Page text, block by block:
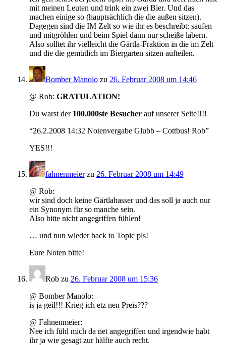
mit meinen Leuten und trink ein zwei Bier. Und das
machen einige so (hauptsächlich die die außen sitzen).
Dagegen sind die IM Zelt so wie ihr es beschreibt: saufen
und mitgröhlen und beim Spiel dann nur scheiße labern.
Also solltet ihr vielleicht die Gärtla-Fraktion in die im Zelt
und die die gemütlich im Biergarten sitzen aufteilen.
Bomber Manolozu 26. Februar 2008 um 14:46
@ Rob: GRATULATION!
Du warst der 100.000ste Besucherauf unserer Seite!!!!
“26.2.2008 14:32 Notenvergabe Glubb – Cottbus! Rob”
YES!!!
fahnenmeierzu 26. Februar 2008 um 14:49
@ Rob:
wir sind doch keine Gärtlahasser und das soll ja auch nur
ein Synonym für so manche sein.
Also bitte nicht angegriffen fühlen!
… und nun wieder back to Topic pls!
Eure Noten bitte!
Robzu 26. Februar 2008 um 15:36
@ Bomber Manolo:
is ja geil!!! Krieg ich etz nen Preis???
@ Fahnenmeier:
Nee ich fühl mich da net angegriffen und irgendwie habt
ihr ja wie gesagt zur hälfte auch recht.